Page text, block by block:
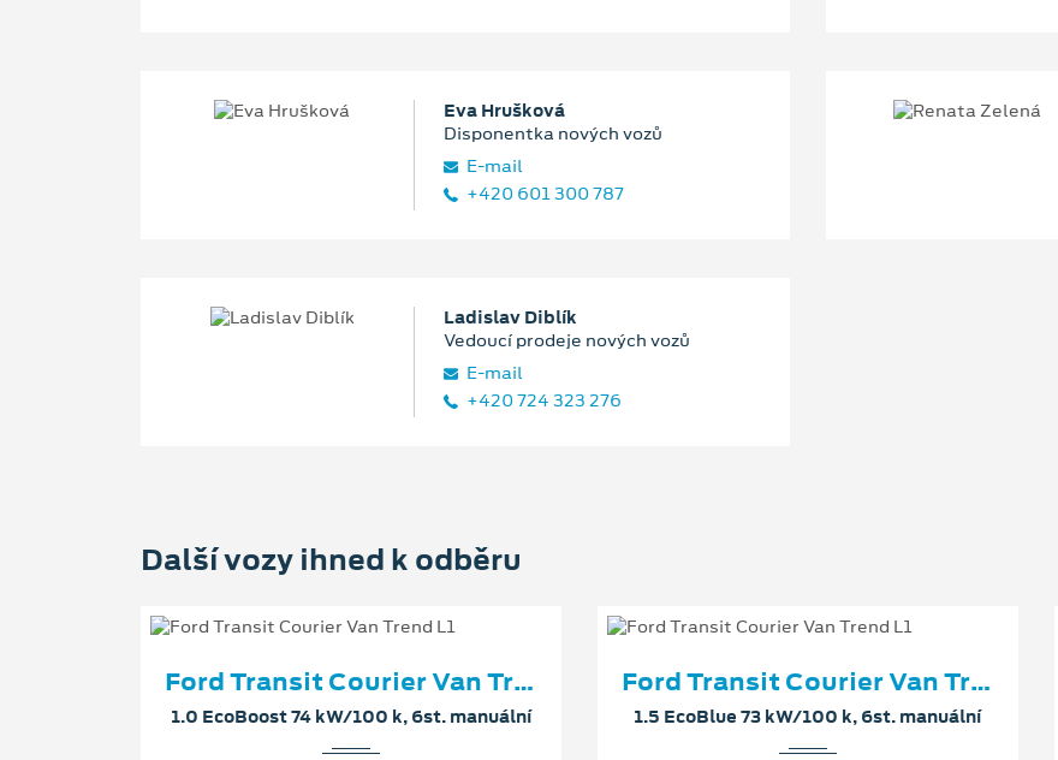
Eva Hrušková
Disponentka nových vozů
E‑mail
+420 601 300 787
Ladislav Diblík
Vedoucí prodeje nových vozů
E‑mail
+420 724 323 276
Další vozy ihned k odběru
Ford Transit Courier Van Trend L1
1.0 EcoBoost 74 kW/100 k, 6st. manuální
Ford Transit Courier Van Trend L1
1.5 EcoBlue 73 kW/100 k, 6st. manuální